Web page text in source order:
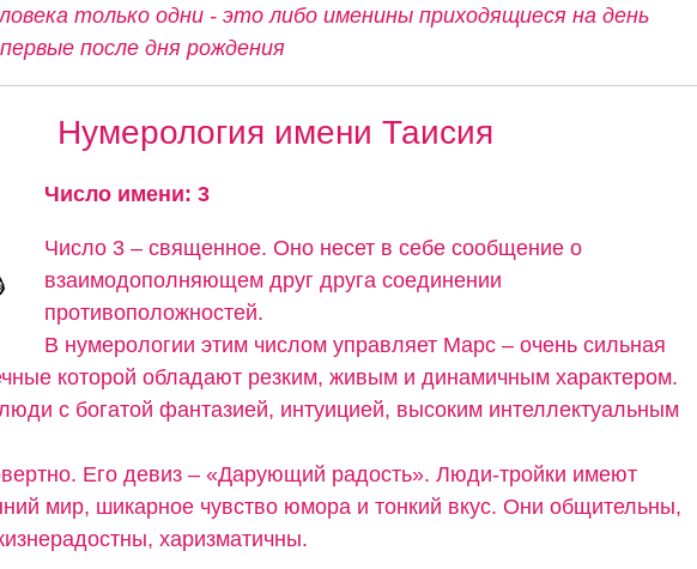
только одни - это либо именины приходящиеся на день
после дня рождения
Нумерология имени Таисия
Число имени: 3
Число 3 – священное. Оно несет в себе сообщение о
взаимодополняющем друг друга соединении
противоположностей.
В нумерологии этим числом управляет Марс – очень сильная
которой обладают резким, живым и динамичным характером.
с богатой фантазией, интуицией, высоким интеллектуальным
Его девиз – «Дарующий радость». Люди-тройки имеют
мир, шикарное чувство юмора и тонкий вкус. Они общительны,
харизматичны.